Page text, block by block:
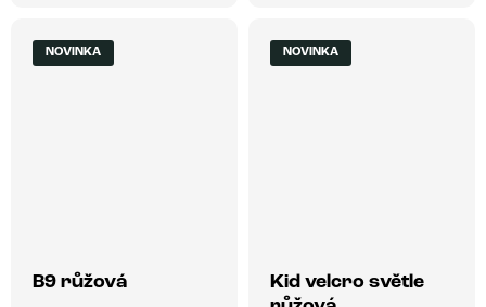
NOVINKA
B9 růžová
NOVINKA
Kid velcro světle